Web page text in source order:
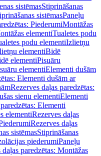
sistēmasStiprināšanas
sistēmasPaneļu
PiederumiMontāžas
elementiTualetes podu
podu elementiIzlietņu
elementiBidē
elementiPisuāru
elementiElementi dušām
Elementi dušām ar
Rezerves daļas paredzētas:
sienu elementiElementi
Elementi
elementiRezerves daļas
Rezerves daļas
sistēmasStiprināšanas
piederumiPaneļu
daļas paredzētas: Montāžas